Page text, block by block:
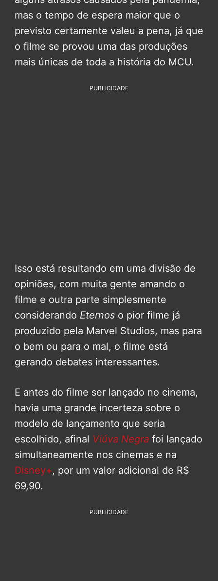
mas o tempo de espera maior que o
previsto certamente valeu a pena, já que
o filme se provou uma das produções
mais únicas de toda a história do MCU.
PUBLICIDADE
Isso está resultando em uma divisão de
opiniões, com muita gente amando o
filme e outra parte simplesmente
considerando Eternos o pior filme já
produzido pela Marvel Studios, mas para
o bem ou para o mal, o filme está
gerando debates interessantes.
E antes do filme ser lançado no cinema,
havia uma grande incerteza sobre o
modelo de lançamento que seria
escolhido, afinal Viúva Negra foi lançado
simultaneamente nos cinemas e na
Disney+, por um valor adicional de R$
69,90.
PUBLICIDADE